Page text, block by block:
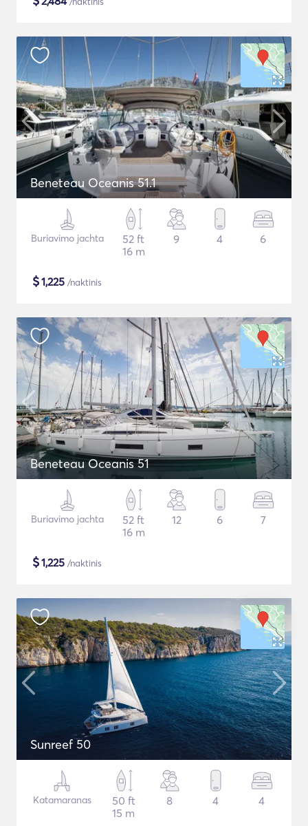
Beneteau Oceanis 51.1
Buriavimo jachta
52 ft
16 m
9 4 6
$1,225 /naktinis
Beneteau Oceanis 51
Buriavimo jachta
52 ft
16 m
12 6 7
$1,225 /naktinis
Sunreef 50
Katamaranas
50 ft
15 m
8 4 4